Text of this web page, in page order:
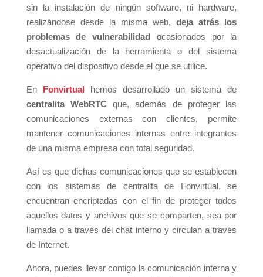
sin la instalación de ningún software, ni hardware,
realizándose desde la misma web,deja atrás los
problemas de vulnerabilidad ocasionados por la
desactualización de la herramienta o del sistema
operativo del dispositivo desde el que se utilice.
En Fonvirtual hemos desarrollado un sistema de
centralita WebRTC que, además de proteger las
comunicaciones externas con clientes, permite
mantener comunicaciones internas entre integrantes
de una misma empresa con total seguridad.
Así es que dichas comunicaciones que se establecen
con los sistemas de centralita de Fonvirtual, se
encuentran encriptadas con el fin de proteger todos
aquellos datos y archivos que se comparten, sea por
llamada o a través del chat interno y circulan a través
de Internet.
Ahora, puedes llevar contigo la comunicación interna y